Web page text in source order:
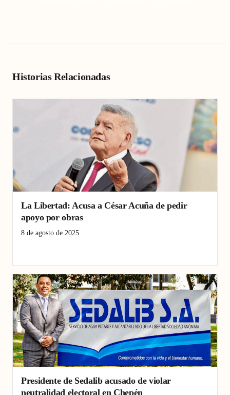
Historias Relacionadas
La Libertad: Acusa a César Acuña de pedir
apoyo por obras
8 de agosto de 2025
Presidente de Sedalib acusado de violar
neutralidad electoral en Chepén